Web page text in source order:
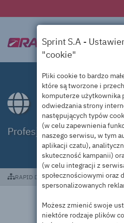
Domeny
Profesjonalna obsługa
RAPID DC Domeny .contractors
Sprint S.A -
"cookie"
Pliki cookie to bardzo
które są tworzone i
komputerze użytkownika
odwiedzania strony
następujących typów
(w celu zapewnienia
naszego serwisu, w tym
aplikacji czatu),
skuteczność kampanii)
(w celu integracji z
społecznościowymi oraz
spersonalizowanych
Możesz zmienić swoje
niektóre rodzaje plików